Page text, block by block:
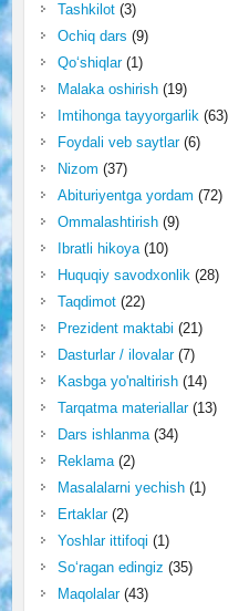
Tashkilot(3)
Ochiq dars (9)
Qo‘shiqlar(1)
Malaka oshirish(19)
Imtihonga tayyorgarlik(63)
Foydali veb saytlar(6)
Nizom (37)
Abituriyentga yordam (72)
Ommalashtirish(9)
Ibratli hikoya(10)
Huquqiy savodxonlik(28)
Taqdimot(22)
Prezident maktabi (21)
Dasturlar / ilovalar(7)
Kasbga yo'naltirish(14)
Tarqatma materiallar(13)
Dars ishlanma(34)
Reklama(2)
Masalalarni yechish(1)
Ertaklar(2)
Yoshlar ittifoqi (1)
So‘ragan edingiz (35)
Maqolalar(43)